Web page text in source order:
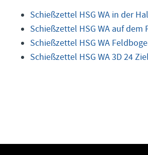
Schießzettel HSG WA in der
Schießzettel HSG WA auf dem
Schießzettel HSG WA
Schießzettel HSG WA 3D 24